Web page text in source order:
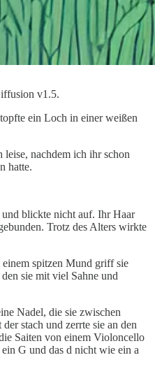
v1.5.
ein Loch in einer weißen
leise, nachdem ich ihr schon
hatte.
blickte nicht auf. Ihr Haar
Trotz des Alters wirkte
spitzen Mund griff sie
sie mit viel Sahne und
Nadel, die sie zwischen
stach und zerrte sie an den
Saiten von einem Violoncello
G und das d nicht wie ein a